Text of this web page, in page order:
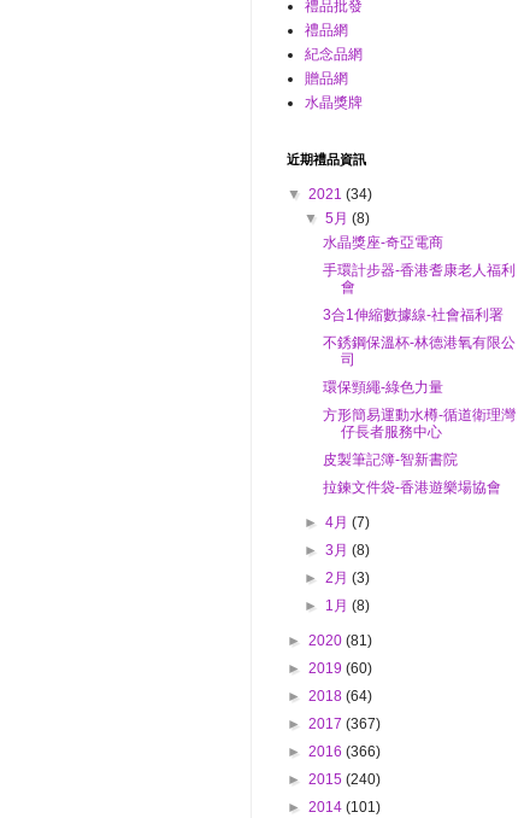
禮品批發
禮品網
紀念品網
贈品網
水晶獎牌
近期禮品資訊
▼ 2021 (34)
▼5月(8)
水晶獎座-奇亞電商
手環計步器-香港耆康老人福利
會
3合1伸縮數據線-社會福利署
不銹鋼保溫杯-林德港氧有限公
司
環保頸繩-綠色力量
方形簡易運動水樽-循道衛理灣
仔長者服務中心
皮製筆記簿-智新書院
拉鍊文件袋-香港遊樂場協會
►4月(7)
►3月(8)
►2月(3)
► 1月(8)
► 2020 (81)
► 2019 (60)
► 2018 (64)
► 2017 (367)
► 2016 (366)
► 2015 (240)
► 2014 (101)